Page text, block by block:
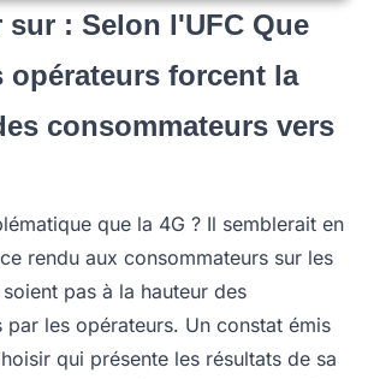
sur : Selon l'UFC Que
opérateurs forcent la
consommateurs vers
que la 4G ? Il semblerait en
rendu aux consommateurs sur les
pas à la hauteur des
par les opérateurs. Un constat émis
qui présente les résultats de sa